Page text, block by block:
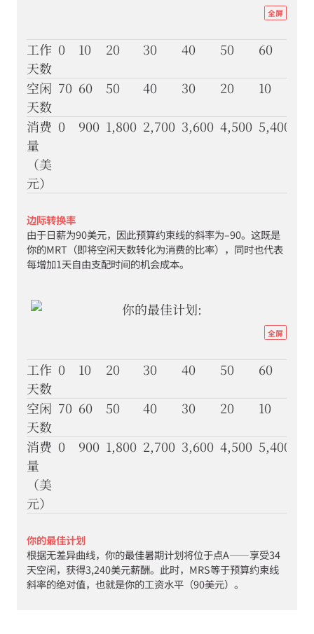
Cookie。
方，
全屏
3-
工作
天数
0 10 20 30 40 50 60
空闲
天数
70 60 50 40 30 20 10
消费
量
（美
元）
0 900 1,800 2,700 3,600 4,500 5,400
边际转换率
由于日薪为90美元，因此预算约束线的斜率为–90。这既是
你的MRT（即将空闲天数转化为消费的比率），同时也代表
每增加1天自由支配时间的机会成本。
全屏
3-
工作
天数
0 10 20 30 40 50 60
空闲
天数
70 60 50 40 30 20 10
消费
量
（美
元）
0 900 1,800 2,700 3,600 4,500 5,400
你的最佳计划
根据无差异曲线，你的最佳暑期计划将位于点A——享受34
天空闲，获得3,240美元薪酬。此时，MRS等于预算约束线
斜率的绝对值，也就是你的工资水平（90美元）。